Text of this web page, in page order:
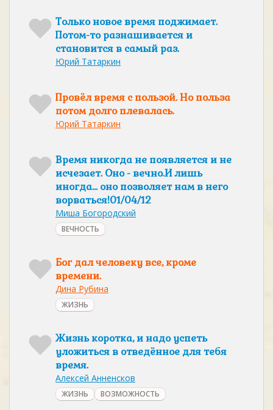
Только новое время поджимает.
Потом-то разнашивается и
становится в самый раз.
Юрий Татаркин
Провёл время с пользой. Но польза
потом долго плевалась.
Юрий Татаркин
Время никогда не появляется и не
исчезает. Оно - вечно.И лишь
иногда... оно позволяет нам в него
ворваться!01/04/12
Миша Богородский
ВЕЧНОСТЬ
Бог дал человеку все, кроме
времени.
Дина Рубина
ЖИЗНЬ
Жизнь коротка, и надо успеть
уложиться в отведённое для тебя
время.
Алексей Анненсков
ЖИЗНЬ ВОЗМОЖНОСТЬ